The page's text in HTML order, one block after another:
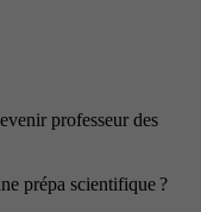
professeur des
prépa scientifique ?